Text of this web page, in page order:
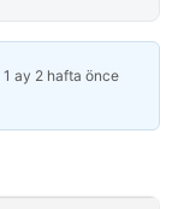
1 ay 2 hafta önce